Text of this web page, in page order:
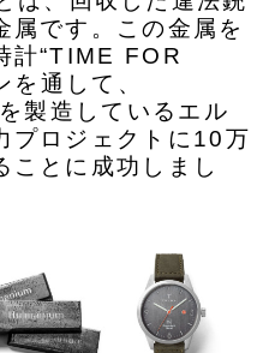
属です。この金属を
計“TIME FOR
通して、
製造しているエル
プロジェクトに10万
ことに成功しまし